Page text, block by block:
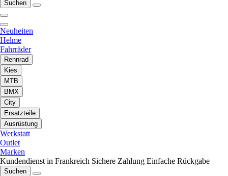
Suchen
Neuheiten
Helme
Fahrräder
Rennrad
Kies
MTB
BMX
City
Ersatzteile
Ausrüstung
Werkstatt
Outlet
Marken
Kundendienst in Frankreich Sichere Zahlung Einfache Rückgabe
Suchen